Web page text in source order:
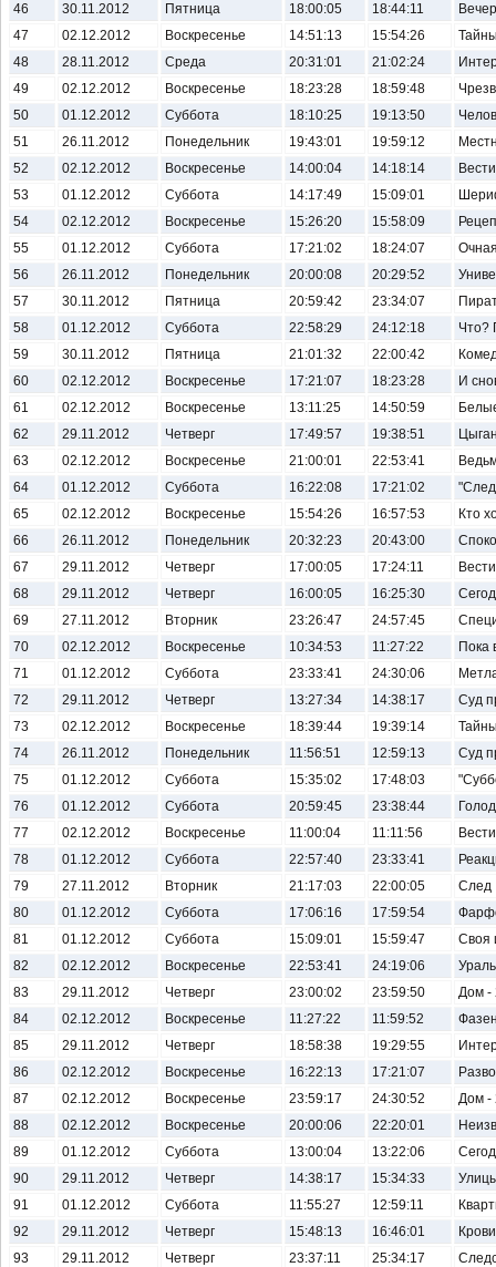
46
30.11.2012 Пятница 18:00:05 18:44:11
47
02.12.2012 Воскресенье 14:51:13 15:54:26
48
28.11.2012 Среда 20:31:01 21:02:24
49
02.12.2012 Воскресенье 18:23:28 18:59:48
50
01.12.2012 Суббота 18:10:25 19:13:50
51
26.11.2012 Понедельник 19:43:01 19:59:12
52
02.12.2012 Воскресенье 14:00:04 14:18:14
53
01.12.2012 Суббота 14:17:49 15:09:01
54
02.12.2012 Воскресенье 15:26:20 15:58:09
55
01.12.2012 Суббота 17:21:02 18:24:07
56
26.11.2012 Понедельник 20:00:08 20:29:52
57
30.11.2012 Пятница 20:59:42 23:34:07
58
01.12.2012 Суббота 22:58:29 24:12:18
Что?
59
30.11.2012 Пятница 21:01:32 22:00:42
60
02.12.2012 Воскресенье 17:21:07 18:23:28
И
61
02.12.2012 Воскресенье 13:11:25 14:50:59
62
29.11.2012 Четверг 17:49:57 19:38:51
63
02.12.2012 Воскресенье 21:00:01 22:53:41
64
01.12.2012 Суббота 16:22:08 17:21:02
65
02.12.2012 Воскресенье 15:54:26 16:57:53
Кто
66
26.11.2012 Понедельник 20:32:23 20:43:00
67
29.11.2012 Четверг 17:00:05 17:24:11
68
29.11.2012 Четверг 16:00:05 16:25:30
69
27.11.2012 Вторник 23:26:47 24:57:45
70
02.12.2012 Воскресенье 10:34:53 11:27:22
Пока
71
01.12.2012 Суббота 23:33:41 24:30:06
72
29.11.2012 Четверг 13:27:34 14:38:17
Суд
73
02.12.2012 Воскресенье 18:39:44 19:39:14
74
26.11.2012 Понедельник 11:56:51 12:59:13
Суд
75
01.12.2012 Суббота 15:35:02 17:48:03
76
01.12.2012 Суббота 20:59:45 23:38:44
77
02.12.2012 Воскресенье 11:00:04 11:11:56
78
01.12.2012 Суббота 22:57:40 23:33:41
79
27.11.2012 Вторник 21:17:03 22:00:05
След
80
01.12.2012 Суббота 17:06:16 17:59:54
81
01.12.2012 Суббота 15:09:01 15:59:47
Своя
82
02.12.2012 Воскресенье 22:53:41 24:19:06
83
29.11.2012 Четверг 23:00:02 23:59:50
Дом -
84
02.12.2012 Воскресенье 11:27:22 11:59:52
85
29.11.2012 Четверг 18:58:38 19:29:55
86
02.12.2012 Воскресенье 16:22:13 17:21:07
87
02.12.2012 Воскресенье 23:59:17 24:30:52
Дом -
88
02.12.2012 Воскресенье 20:00:06 22:20:01
89
01.12.2012 Суббота 13:00:04 13:22:06
90
29.11.2012 Четверг 14:38:17 15:34:33
91
01.12.2012 Суббота 11:55:27 12:59:11
92
29.11.2012 Четверг 15:48:13 16:46:01
93
29.11.2012 Четверг 23:37:11 25:34:17